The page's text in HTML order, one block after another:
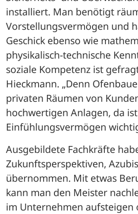
installiert. Man benötigt
Vorstellungsvermögen und
Geschick ebenso wie
physikalisch-technische
soziale Kompetenz ist
Hieckmann. „Denn
privaten Räumen von
hochwertigen Anlagen, da
Einfühlungsvermögen
Ausgebildete Fachkräfte
Zukunftsperspektiven,
übernommen. Mit etwas
kann man den Meister
im Unternehmen aufsteigen